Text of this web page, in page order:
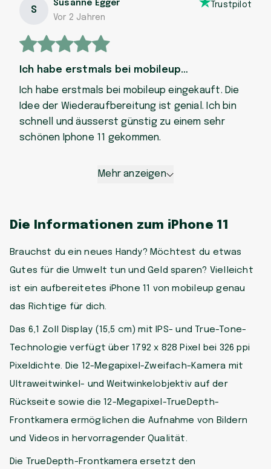
S
Susanne Egger
Vor 2 Jahren
Trustpilot
Ich habe erstmals bei mobileup…
Ich habe erstmals bei mobileup eingekauft. Die
Idee der Wiederaufbereitung ist genial. Ich bin
schnell und äusserst günstig zu einem sehr
schönen Iphone 11 gekommen.
Mehr anzeigen
Die Informationen zum iPhone 11
Brauchst du ein neues Handy? Möchtest du etwas
Gutes für die Umwelt tun und Geld sparen? Vielleicht
ist ein aufbereitetes iPhone 11 von mobileup genau
das Richtige für dich.
Das 6,1 Zoll Display (15,5 cm) mit IPS- und True-Tone-
Technologie verfügt über 1792 x 828 Pixel bei 326 ppi
Pixeldichte. Die 12-Megapixel-Zweifach-Kamera mit
Ultraweitwinkel- und Weitwinkelobjektiv auf der
Rückseite sowie die 12-Megapixel-TrueDepth-
Frontkamera ermöglichen die Aufnahme von Bildern
und Videos in hervorragender Qualität.
Die TrueDepth-Frontkamera ersetzt den